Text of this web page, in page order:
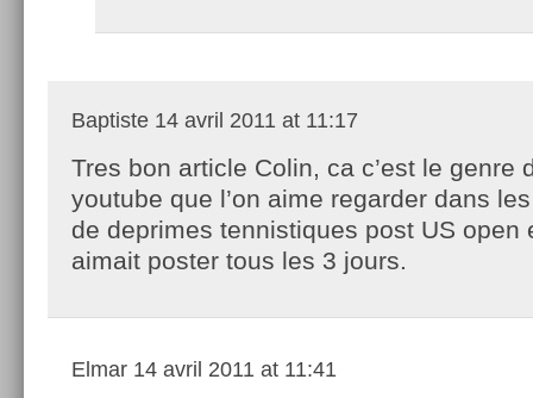
Baptiste 14 avril 2011 at 11:17
Tres bon article Colin, ca c’est le genre
youtube que l’on aime regarder dans
de deprimes tennistiques post US open
aimait poster tous les 3 jours.
Elmar 14 avril 2011 at 11:41